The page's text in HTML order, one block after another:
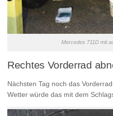
Mercedes 711D mit
Rechtes Vorderrad
Nächsten Tag noch das
Wetter würde das mit dem